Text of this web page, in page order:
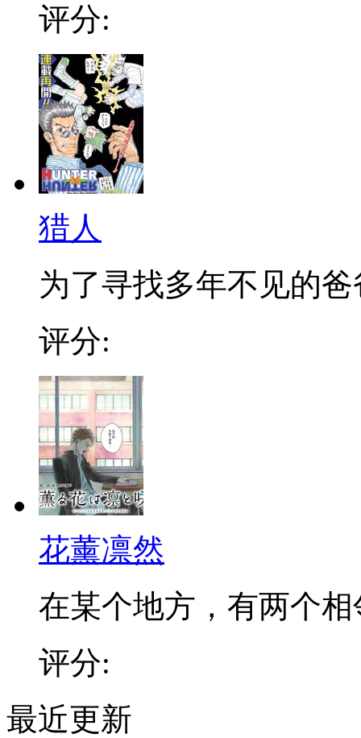
评分:
猎人
为了寻找多年不见的爸
评分:
花薰凛然
在某个地方，有两个相
评分:
最近更新